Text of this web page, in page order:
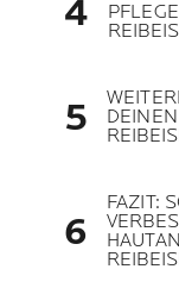
FAZIT: